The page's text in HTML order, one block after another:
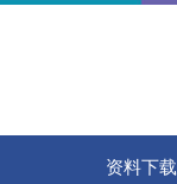
资料下载